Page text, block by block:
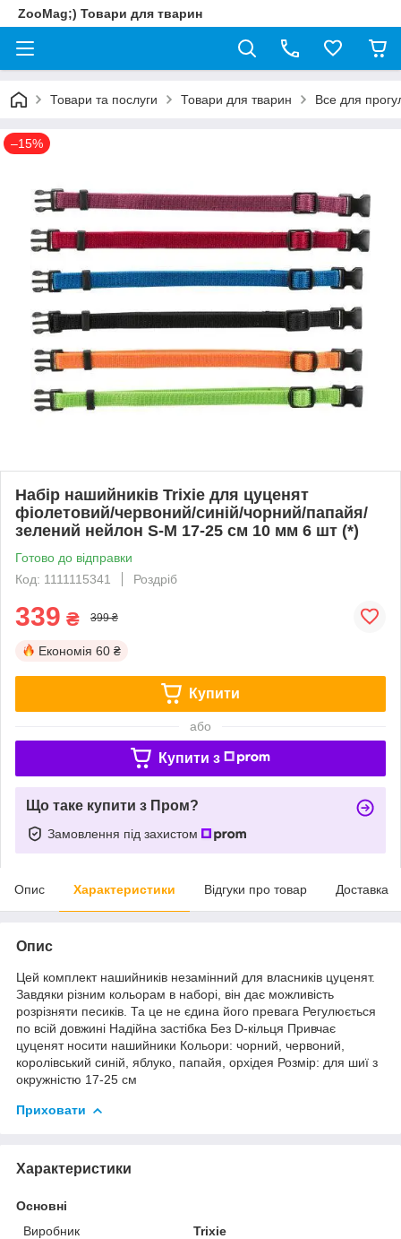
ZooMag;) Товари для тварин
Товари та послуги Товари для тварин Все для
–15%
Набір нашийників Trixie для цуценят
фіолетовий/червоний/синій/чорний/папайя/
зелений нейлон S-M 17-25 см 10 мм 6 шт (*)
Готово до відправки
Код: 1111115341
Роздріб
339 ₴ 399 ₴
Економія 60 ₴
Купити
або
Купити з
Що таке купити з Пром?
Замовлення під захистом
Опис Характеристики Відгуки про товар Доставка
Опис
Цей комплект нашийників незамінний для власників цуценят.
Завдяки різним кольорам в наборі, він дає можливість
розрізняти песиків. Та це не єдина його превага Регулюється
по всій довжині Надійна застібка Без D-кільця Привчає
цуценят носити нашийники Кольори: чорний, червоний,
королівський синій, яблуко, папайя, орхідея Розмір: для шиї з
окружністю 17-25 см
Приховати
Характеристики
Основні
Виробник
Trixie